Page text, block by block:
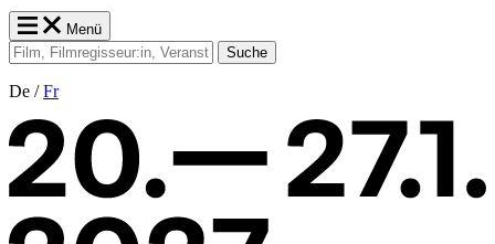
Menü
Suche
De /Fr